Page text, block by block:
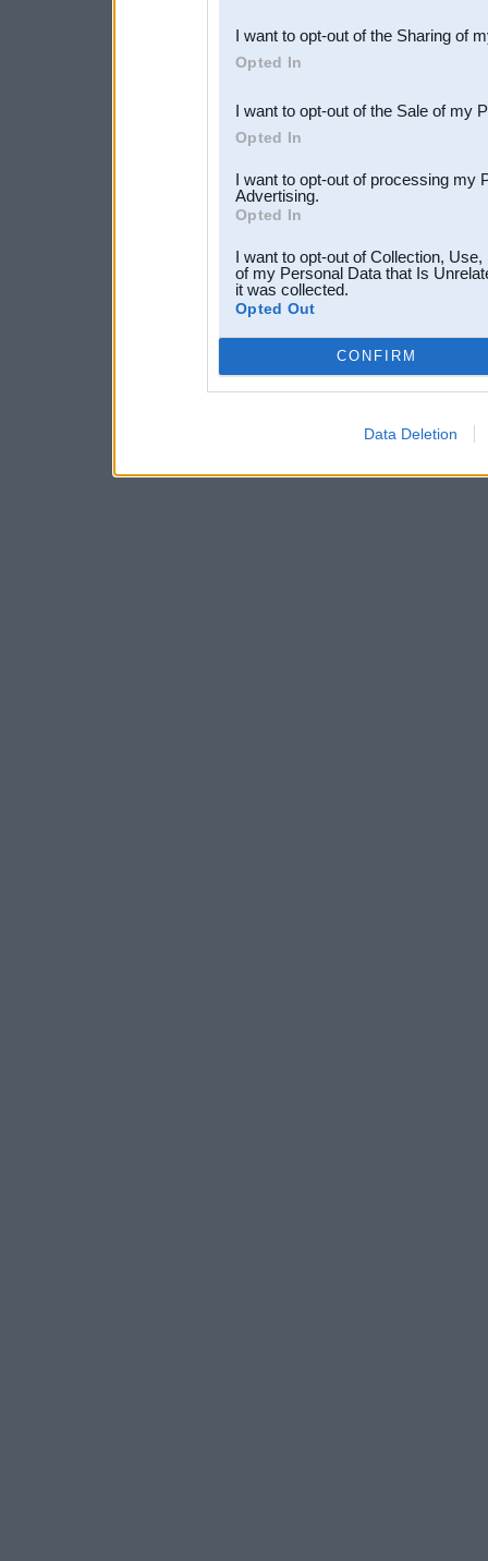
Downstream Participants
third parties.
I want to opt-out of the Sharing of
Opted In
I want to opt-out of the Sale of my
Opted In
I want to opt-out of processing my
Advertising.
Opted In
I want to opt-out of Collection,
of my Personal Data that Is
it was collected.
Opted Out
CONFIRM
Data Deletion